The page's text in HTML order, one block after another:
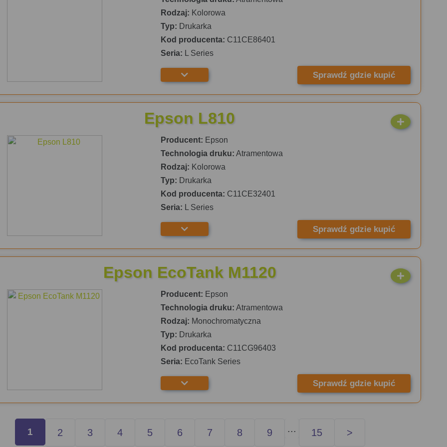
Rodzaj: Kolorowa
Typ: Drukarka
Kod producenta: C11CE86401
Seria: L Series
Sprawdź gdzie kupić
Epson L810
Producent: Epson
Technologia druku: Atramentowa
Rodzaj: Kolorowa
Typ: Drukarka
Kod producenta: C11CE32401
Seria: L Series
Sprawdź gdzie kupić
Epson EcoTank M1120
Producent: Epson
Technologia druku: Atramentowa
Rodzaj: Monochromatyczna
Typ: Drukarka
Kod producenta: C11CG96403
Seria: EcoTank Series
Sprawdź gdzie kupić
1 2 3 4 5 6 7 8 9 ... 15 >